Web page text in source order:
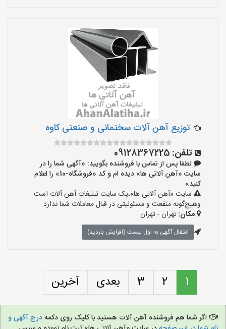
توزیع آهن آلات سختمانی و صنعتی کاوه
تلفن: 09128367225
لطفا پس از تماس با فروشنده بگویید: «آگهی شما را در
سایت «آهن آلاتی ها» دیده ام و کد «فروشگاه-10» را اعلام
کنید»
سایت «آهن آلاتی ها»،یک سایت تبلیغات آهن آلات است
وهیچ‌گونه منفعت و مسئولیتی در قبال معاملات شما ندارد.
مکان:تهران - تهران
انتقال آگهی به اول لیست (افزایش بازدید)
1
2
3 بعدی آخرین
اگر شما هم فروشنده آهن آلات هستید با کلیک روی دکمهدرج آگهی و